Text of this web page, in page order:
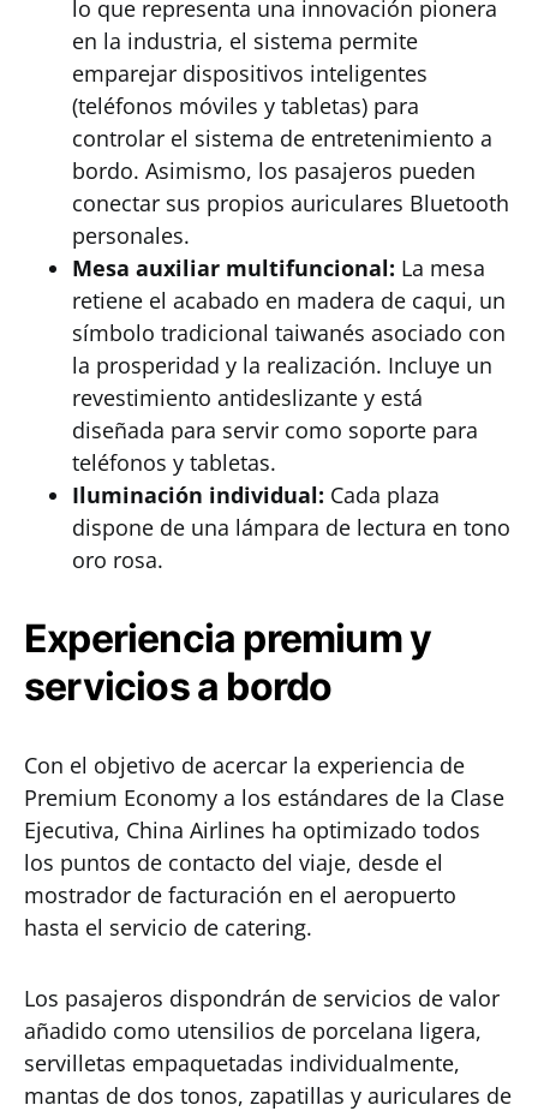
lo que representa una innovación pionera
en la industria, el sistema permite
emparejar dispositivos inteligentes
(teléfonos móviles y tabletas) para
controlar el sistema de entretenimiento a
bordo. Asimismo, los pasajeros pueden
conectar sus propios auriculares Bluetooth
personales.
Mesa auxiliar multifuncional: La mesa
retiene el acabado en madera de caqui, un
símbolo tradicional taiwanés asociado con
la prosperidad y la realización. Incluye un
revestimiento antideslizante y está
diseñada para servir como soporte para
teléfonos y tabletas.
Iluminación individual: Cada plaza
dispone de una lámpara de lectura en tono
oro rosa.
Experiencia premium y
servicios a bordo
Con el objetivo de acercar la experiencia de
Premium Economy a los estándares de la Clase
Ejecutiva, China Airlines ha optimizado todos
los puntos de contacto del viaje, desde el
mostrador de facturación en el aeropuerto
hasta el servicio de catering.
Los pasajeros dispondrán de servicios de valor
añadido como utensilios de porcelana ligera,
servilletas empaquetadas individualmente,
mantas de dos tonos, zapatillas y auriculares de